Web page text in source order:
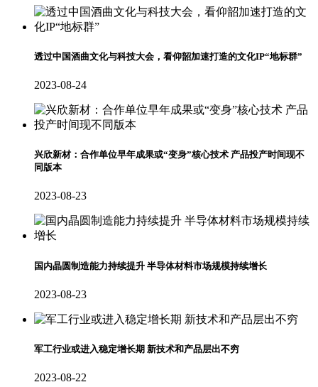
透过中国酒曲文化与科技大会，看仰韶加速打造的文化IP“地标群”
2023-08-24
兴欣新材：合作单位早年成果或“变身”核心技术 产品投产时间现不
同版本
2023-08-23
国内晶圆制造能力持续提升 半导体材料市场规模持续增长
2023-08-23
军工行业或进入稳定增长期 新技术和产品层出不穷
2023-08-22